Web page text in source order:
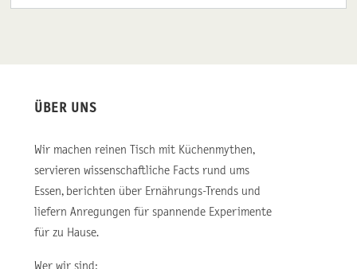
ÜBER UNS
Wir machen reinen Tisch mit Küchenmythen,
servieren wissenschaftliche Facts rund ums
Essen, berichten über Ernährungs-Trends und
liefern Anregungen für spannende Experimente
für zu Hause.
Wer wir sind: